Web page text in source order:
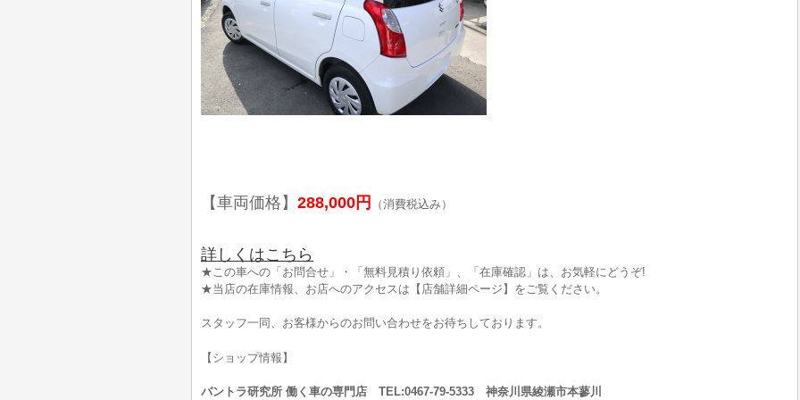
【車両価格】 288,000円 （消費税込み）
詳しくはこちら
★この車への「お問合せ」・「無料見積り依頼」、「在庫確認」は、お気軽にどうぞ!
★当店の在庫情報、お店へのアクセスは【店舗詳細ページ】をご覧ください。
スタッフ一同、お客様からのお問い合わせをお待ちしております。
【ショップ情報】
バントラ研究所 働く車の専門店 TEL:0467-79-5333 神奈川県綾瀬市本蓼川